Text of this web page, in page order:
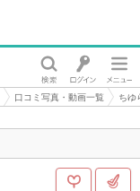
口コミ写真・動画一覧
ちゆ